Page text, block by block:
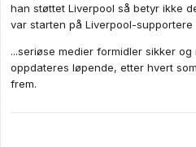
han støttet Liverpool så betyr ikke
var starten på Liverpool-supportere
...seriøse medier formidler sikker
oppdateres løpende, etter hvert
frem.